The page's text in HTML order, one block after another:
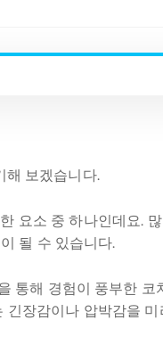
해 보겠습니다.
요소 중 하나인데요.
될 수 있습니다.
통해 경험이 풍부한 코
장감이나 압박감을 미